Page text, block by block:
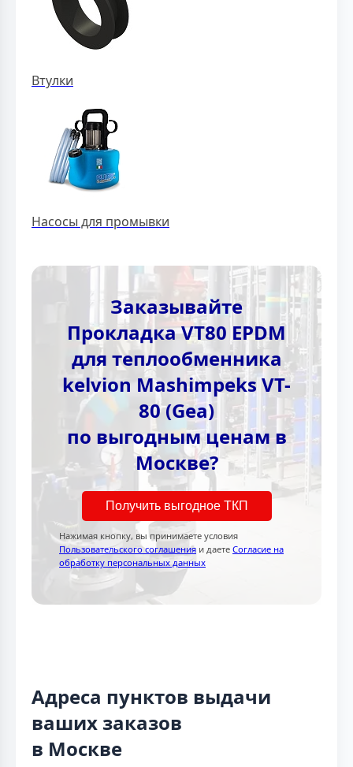
Втулки
Насосы для промывки
Заказывайте
Прокладка VT80 EPDM
для теплообменника
kelvion Mashimpeks VT-
80 (Gea)
по выгодным ценам в
Москве?
Получить выгодное ТКП
Нажимая кнопку, вы принимаете условия
Пользовательского соглашения и даете Согласие на
обработку персональных данных
Адреса пунктов выдачи
ваших заказов
в Москве